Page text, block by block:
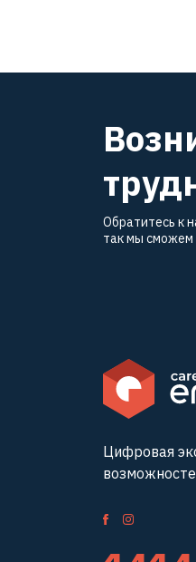
Обратитесь к
так мы сможем
Цифровая